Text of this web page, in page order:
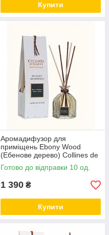
Купити
Аромадифузор для
приміщень Ebony Wood
(Ебенове дерево) Collines de
Provence, 100 мл
Готово до відправки 10 од.
1 390 ₴
Купити